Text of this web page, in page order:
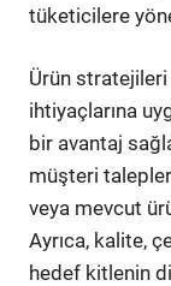
tüketicilere
Ürün
ihtiyaçlarına
bir avantaj
müşteri
veya mevcut
Ayrıca, kalite,
hedef kitlenin